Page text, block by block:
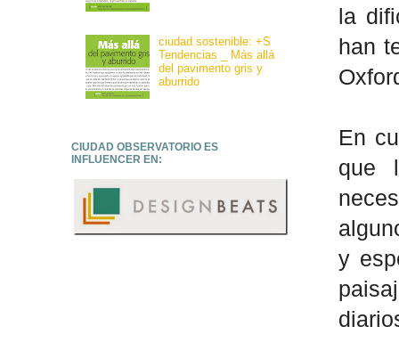
la
han
En
que
y
ciudad sostenible: +S
Tendencias _ Más allá
del pavimento gris y
aburrido
CIUDAD OBSERVATORIO ES
INFLUENCER EN: